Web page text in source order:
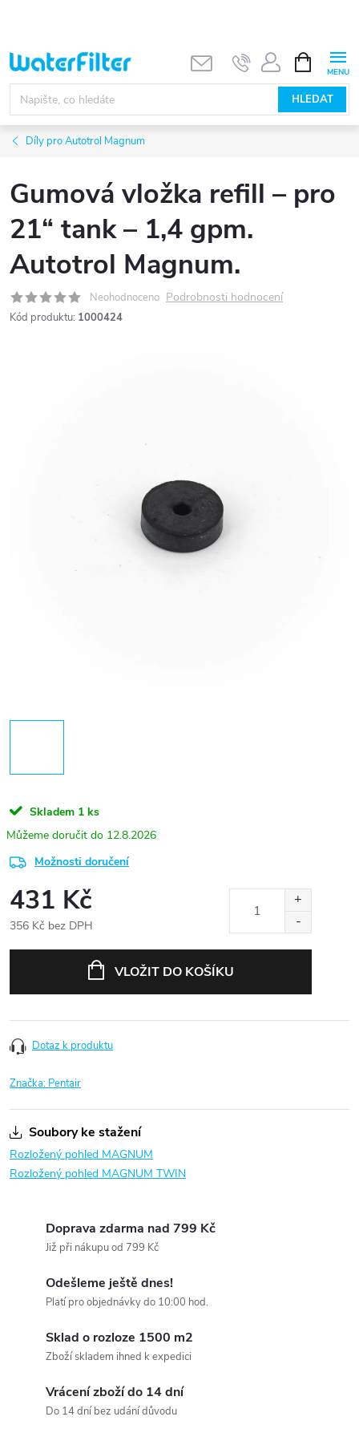
obsah
HLEDAT
NÁKUPNÍ
KOŠÍK
Díly pro Autotrol Magnum
Gumová vložka refill – pro
21“ tank – 1,4 gpm.
Autotrol Magnum.
Neohodnoceno Podrobnosti hodnocení
Kód produktu: 1000424
Skladem 1 ks
12.8.2026
Možnosti doručení
431 Kč
356 Kč bez DPH
VLOŽIT DO KOŠÍKU
Dotaz k produktu
Značka: Pentair
Soubory ke stažení
Rozložený pohled MAGNUM
Rozložený pohled MAGNUM TWIN
Doprava zdarma nad 799 Kč
Již při nákupu od 799 Kč
Odešleme ještě dnes!
Platí pro objednávky do 10:00 hod.
Sklad o rozloze 1500 m2
Zboží skladem ihned k expedici
Vrácení zboží do 14 dní
Do 14 dní bez udání důvodu